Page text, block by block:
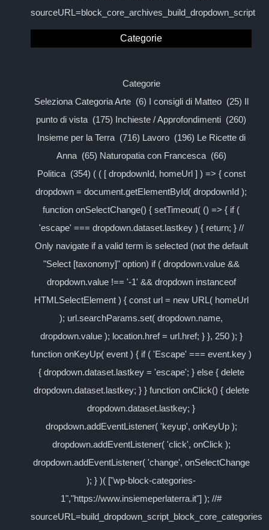
sourceURL=block_core_archives_build_dropdown_script
Categorie
Categorie
Seleziona Categoria Arte (6) I consigli di Matteo (25) Il
punto di vista (175) Inchieste / Approfondimenti (260)
Insieme per la Terra (716) Lavoro (196) Le Ricette di
Anna (65) Naturopatia con Francesca (66)
Politica (354) ( ( [ dropdownId, homeUrl ] ) => { const
dropdown = document.getElementById( dropdownId );
function onSelectChange() { setTimeout( () => { if (
'escape' === dropdown.dataset.lastkey ) { return; } //
Only navigate if a valid term is selected (not the default
"Select [taxonomy]" option) if ( dropdown.value &&
dropdown.value !== '-1' && dropdown instanceof
HTMLSelectElement ) { const url = new URL( homeUrl
); url.searchParams.set( dropdown.name,
dropdown.value ); location.href = url.href; } }, 250 ); }
function onKeyUp( event ) { if ( 'Escape' === event.key )
{ dropdown.dataset.lastkey = 'escape'; } else { delete
dropdown.dataset.lastkey; } } function onClick() { delete
dropdown.dataset.lastkey; }
dropdown.addEventListener( 'keyup', onKeyUp );
dropdown.addEventListener( 'click', onClick );
dropdown.addEventListener( 'change', onSelectChange
); } )( ["wp-block-categories-
1","https://www.insiemeperlaterra.it"] ); //#
sourceURL=build_dropdown_script_block_core_categories